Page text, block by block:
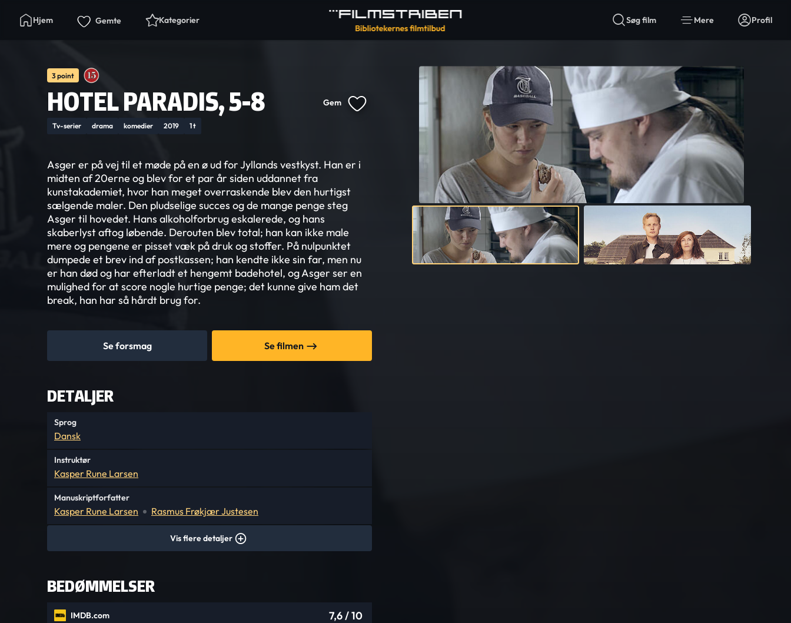
Hjem Gemte Kategorier Søg film Mere Profil
3 point
HOTEL PARADIS, 5-8 Gem
Tv-serier drama komedier 2019 1 t
Asger er på vej til et møde på en ø ud for Jyllands vestkyst. Han er i
midten af 20erne og blev for et par år siden uddannet fra
kunstakademiet, hvor han meget overraskende blev den hurtigst
sælgende maler. Den pludselige succes og de mange penge steg
Asger til hovedet. Hans alkoholforbrug eskalerede, og hans
skaberlyst aftog løbende. Derouten blev total; han kan ikke male
mere og pengene er pisset væk på druk og stoffer. På nulpunktet
dumpede et brev ind af postkassen; han kendte ikke sin far, men nu
er han død og har efterladt et hengemt badehotel, og Asger ser en
mulighed for at score nogle hurtige penge; det kunne give ham det
break, han har så hårdt brug for.
Se forsmag Se filmen
DETALJER
Sprog
Dansk
Instruktør
Kasper Rune Larsen
Manuskriptforfatter
Kasper Rune Larsen Rasmus Frøkjær Justesen
Vis flere detaljer
BEDØMMELSER
IMDB.com 7,6/ 10